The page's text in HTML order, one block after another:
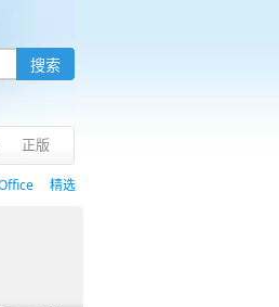
正版
精选